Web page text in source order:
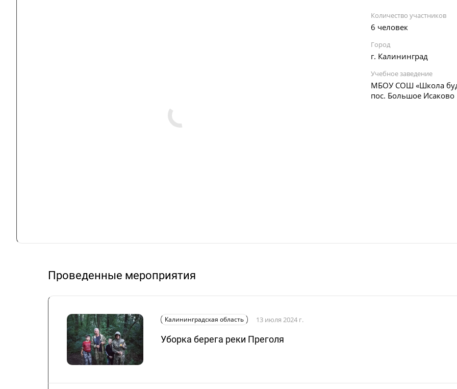
Количество участников
6 человек
Город
г. Калининград
Учебное заведение
МБОУ СОШ «Школа
пос. Большое Исаково
Проведенные мероприятия
Калининградская область 13 июля 2024 г.
Уборка берега реки Преголя